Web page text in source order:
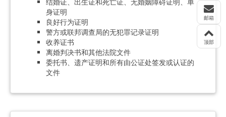
身证明
良好行为证明
警方或联邦调查局的无犯罪记录证明
收养证书
离婚判决书和其他法院文件
委托书、遗产证明和所有由公证处签发或认证的
文件
邮箱
顶部